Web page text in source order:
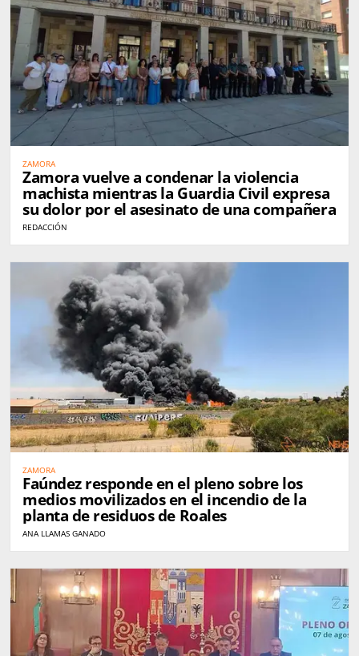
ZAMORA
Zamora vuelve a condenar la violencia
machista mientras la Guardia Civil expresa
su dolor por el asesinato de una compañera
REDACCIÓN
ZAMORA
Faúndez responde en el pleno sobre los
medios movilizados en el incendio de la
planta de residuos de Roales
ANA LLAMAS GANADO